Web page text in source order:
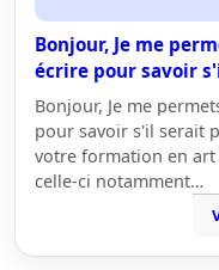
Bonjour, Je me
écrire pour savoir
Bonjour, Je me
pour savoir s'il serait
votre formation en
celle-ci notamment…